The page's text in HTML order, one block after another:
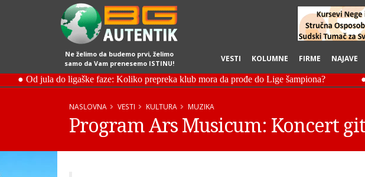
Ne želimo da budemo prvi, želimo
samo da Vam prenesemo ISTINU!
VESTI KOLUMNE FIRME NAJAVE
NASLOVNA VESTI KULTURA MUZIKA
Program Ars Musicum: Koncert